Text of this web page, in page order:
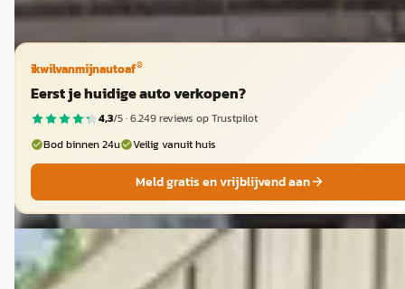
Vergelijk
ikwilvanmijnautoaf®
Eerst je huidige auto verkopen?
4,3/5 ·6.249reviews op Trustpilot
Bod binnen 24u
Veilig vanuit huis
Meld gratis en vrijblijvend aan
Dodge Challenger ·2015